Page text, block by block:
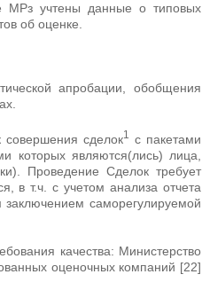
МРз учтены данные о типовых
об оценке.
апробации, обобщения
сделок1
с пакетами
которых являются(лись) лица,
Проведение Сделок требует
в т.ч. с учетом анализа отчета
саморегулируемой
качества: Министерство
оценочных компаний [22]